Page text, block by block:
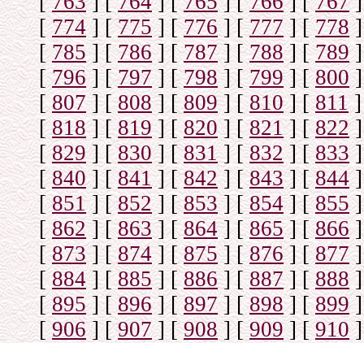
[774] [775] [776] [777] [778]
[785] [786] [787] [788] [789]
[796] [797] [798] [799] [800]
[807] [808] [809] [810] [811]
[818] [819] [820] [821] [822]
[829] [830] [831] [832] [833]
[840] [841] [842] [843] [844]
[851] [852] [853] [854] [855]
[862] [863] [864] [865] [866]
[873] [874] [875] [876] [877]
[884] [885] [886] [887] [888]
[895] [896] [897] [898] [899]
[906] [907] [908] [909] [910]